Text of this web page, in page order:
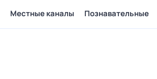
Местные каналы Познавательные